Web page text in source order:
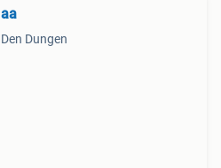
aa
Den Dungen